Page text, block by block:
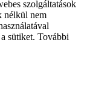
szolgáltatások
nélkül nem
sütiket. További